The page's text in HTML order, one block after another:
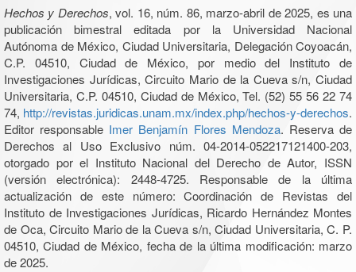
Hechos y Derechos, vol. 16, núm. 86, marzo-abril de 2025, es una
publicación bimestral editada por la Universidad Nacional
Autónoma de México, Ciudad Universitaria, Delegación Coyoacán,
C.P. 04510, Ciudad de México, por medio del Instituto de
Investigaciones Jurídicas, Circuito Mario de la Cueva s/n, Ciudad
Universitaria, C.P. 04510, Ciudad de México, Tel. (52) 55 56 22 74
74, http://revistas.juridicas.unam.mx/index.php/hechos-y-derechos.
Editor responsable Imer Benjamín Flores Mendoza. Reserva de
Derechos al Uso Exclusivo núm. 04-2014-052217121400-203,
otorgado por el Instituto Nacional del Derecho de Autor, ISSN
(versión electrónica): 2448-4725. Responsable de la última
actualización de este número: Coordinación de Revistas del
Instituto de Investigaciones Jurídicas, Ricardo Hernández Montes
de Oca, Circuito Mario de la Cueva s/n, Ciudad Universitaria, C. P.
04510, Ciudad de México, fecha de la última modificación: marzo
de 2025.